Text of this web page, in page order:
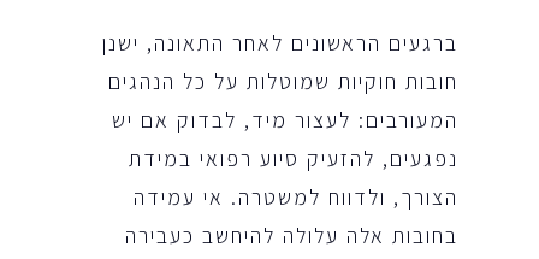
ברגעים הראשונים לאחר התאונה, ישנן
חובות חוקיות שמוטלות על כל הנהגים
המעורבים: לעצור מיד, לבדוק אם יש
נפגעים, להזעיק סיוע רפואי במידת
הצורך, ולדווח למשטרה. אי עמידה
בחובות אלה עלולה להיחשב כעבירה